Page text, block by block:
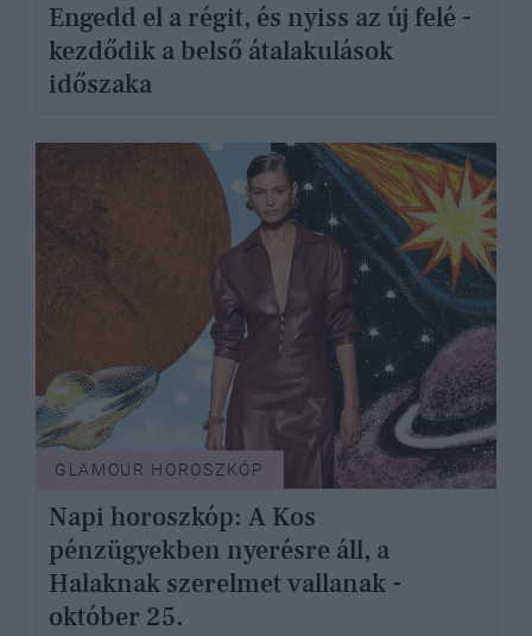
Engedd el a régit, és nyiss az új felé -
kezdődik a belső átalakulások
időszaka
GLAMOUR HOROSZKÓP
Napi horoszkóp: A Kos
pénzügyekben nyerésre áll, a
Halaknak szerelmet vallanak -
október 25.